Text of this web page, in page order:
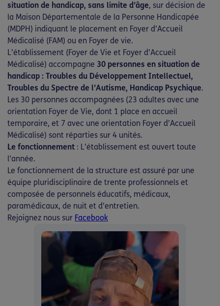
situation de handicap, sans limite d’âge, sur décision de
la Maison Départementale de la Personne Handicapée
(MDPH) indiquant le placement en Foyer d’Accueil
Médicalisé (FAM) ou en Foyer de vie.
L’établissement (Foyer de Vie et Foyer d’Accueil
Médicalisé) accompagne 30 personnes en situation de
handicap : Troubles du Développement Intellectuel,
Troubles du Spectre de l’Autisme, Handicap Psychique.
Les 30 personnes accompagnées (23 adultes avec une
orientation Foyer de Vie, dont 1 place en accueil
temporaire, et 7 avec une orientation Foyer d’Accueil
Médicalisé) sont réparties sur 4 unités.
Le fonctionnement : L’établissement est ouvert toute
l’année.
Le fonctionnement de la structure est assuré par une
équipe pluridisciplinaire de trente professionnels et
composée de personnels éducatifs, médicaux,
paramédicaux, de nuit et d’entretien.
Rejoignez nous sur Facebook